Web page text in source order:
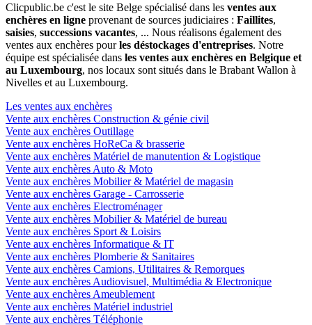
Clicpublic.be c'est le site Belge spécialisé dans les ventes aux
enchères en ligne provenant de sources judiciaires : Faillites,
saisies, successions vacantes, ... Nous réalisons également des
ventes aux enchères pourles déstockages d'entreprises. Notre
équipe est spécialisée dans les ventes aux enchères en Belgique et
au Luxembourg, nos locaux sont situés dans le Brabant Wallon à
Nivelles et au Luxembourg.
Les ventes aux enchères
Vente aux enchères Construction & génie civil
Vente aux enchères Outillage
Vente aux enchères HoReCa & brasserie
Vente aux enchères Matériel de manutention & Logistique
Vente aux enchères Auto & Moto
Vente aux enchères Mobilier & Matériel de magasin
Vente aux enchères Garage - Carrosserie
Vente aux enchères Electroménager
Vente aux enchères Mobilier & Matériel de bureau
Vente aux enchères Sport & Loisirs
Vente aux enchères Informatique & IT
Vente aux enchères Plomberie & Sanitaires
Vente aux enchères Camions, Utilitaires & Remorques
Vente aux enchères Audiovisuel, Multimédia & Electronique
Vente aux enchères Ameublement
Vente aux enchères Matériel industriel
Vente aux enchères Téléphonie